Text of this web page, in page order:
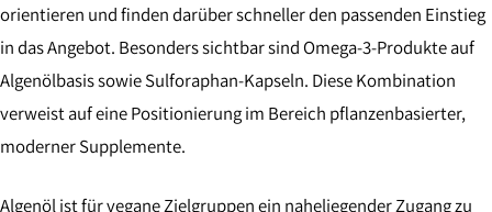
orientieren und finden darüber schneller den passenden Einstieg
in das Angebot. Besonders sichtbar sind Omega-3-Produkte auf
Algenölbasis sowie Sulforaphan-Kapseln. Diese Kombination
verweist auf eine Positionierung im Bereich pflanzenbasierter,
moderner Supplemente.
Algenöl ist für vegane Zielgruppen ein naheliegender Zugang zu